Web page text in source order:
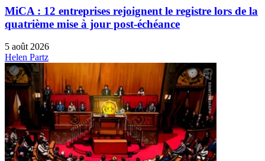
MiCA : 12 entreprises rejoignent le registre lors de la
quatrième mise à jour post-échéance
5 août 2026
Helen Partz